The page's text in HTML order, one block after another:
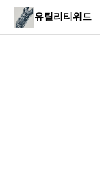
유틸리티위드